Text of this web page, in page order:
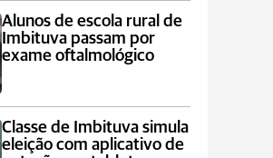
Alunos de escola rural de
Imbituva passam por
exame oftalmológico
Classe de Imbituva simula
eleição com aplicativo de